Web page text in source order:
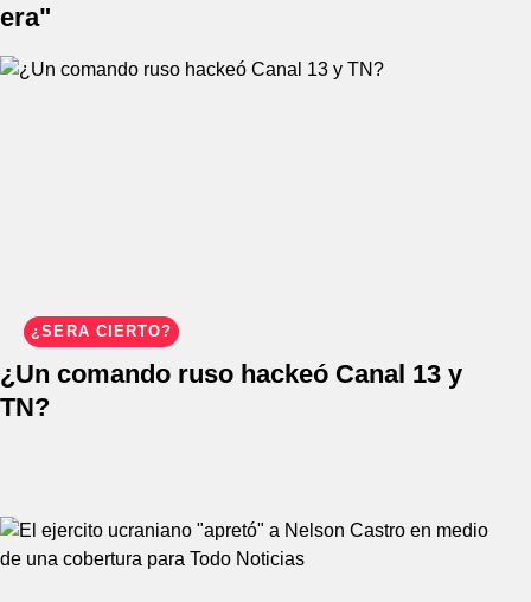
era"
¿SERÁ CIERTO?
¿Un comando ruso hackeó Canal 13 y
TN?